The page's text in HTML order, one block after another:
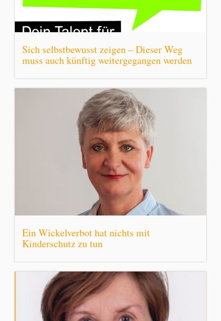
Sich selbstbewusst zeigen – Dieser Weg
muss auch künftig weitergegangen werden
Ein Wickelverbot hat nichts mit
Kinderschutz zu tun